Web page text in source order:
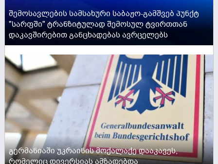
შემოსავლების სამსახური საბაჟო-გამშვებ პუნქტ
"სარფში" ტრანზიტულად შემოსულ ტვირთთან
დაკავშირებით განცხადებას ავრცელებს
გერმანიაში უკრაინის მოქალაქე დააკავეს,
რომელიც დივერსიას ამზადებდა